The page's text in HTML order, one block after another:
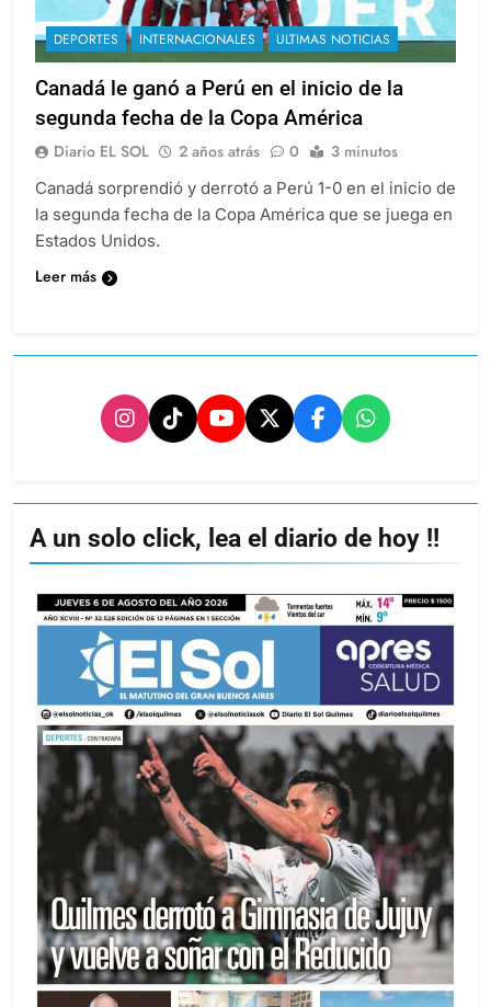
DEPORTES INTERNACIONALES ULTIMAS NOTICIAS
Canadá le ganó a Perú en el inicio de la
segunda fecha de la Copa América
Diario EL SOL 2 años atrás 0 3 minutos
Canadá sorprendió y derrotó a Perú 1-0 en el inicio de
la segunda fecha de la Copa América que se juega en
Estados Unidos.
Leer más
A un solo click, lea el diario de hoy !!